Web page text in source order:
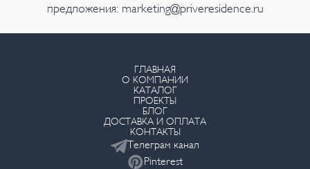
предложения: marketing@priveresidence.ru
ГЛАВНАЯ
О КОМПАНИИ
КАТАЛОГ
ПРОЕКТЫ
БЛОГ
ДОСТАВКА И ОПЛАТА
КОНТАКТЫ
Телеграм канал
Pinterest